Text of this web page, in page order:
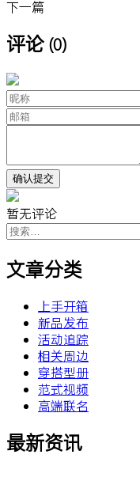
下一篇
评论 (0)
暂无评论
搜
索：
文章分类
上手开箱
新品发布
活动追踪
相关周边
穿搭型册
范式视频
高端联名
最新资讯